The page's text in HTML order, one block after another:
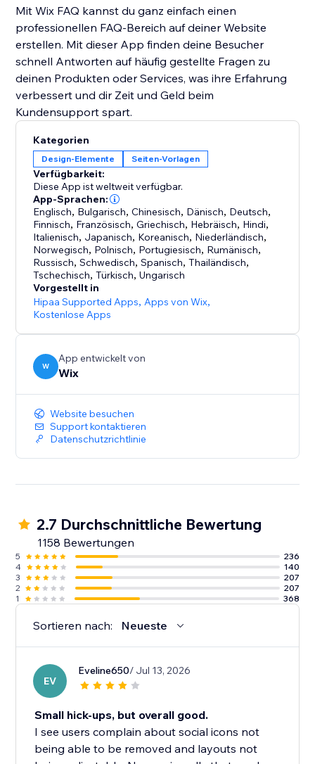
Mit Wix FAQ kannst du ganz einfach einen
professionellen FAQ-Bereich auf deiner Website
erstellen. Mit dieser App finden deine Besucher
schnell Antworten auf häufig gestellte Fragen zu
deinen Produkten oder Services, was ihre Erfahrung
verbessert und dir Zeit und Geld beim
Kundensupport spart.
Kategorien
Design-Elemente Seiten-Vorlagen
Verfügbarkeit:
Diese App ist weltweit verfügbar.
App-Sprachen:
Englisch, Bulgarisch,Chinesisch, Dänisch, Deutsch,
Finnisch, Französisch,Griechisch, Hebräisch, Hindi,
Italienisch, Japanisch, Koreanisch, Niederländisch,
Norwegisch, Polnisch, Portugiesisch, Rumänisch,
Russisch,Schwedisch,Spanisch,Thailändisch,
Tschechisch,Türkisch,Ungarisch
Vorgestellt in
Hipaa Supported Apps, Apps von Wix,
Kostenlose Apps
W
App entwickelt von
Wix
Website besuchen
Support kontaktieren
Datenschutzrichtlinie
2.7 Durchschnittliche Bewertung
1158 Bewertungen
5
236
4
140
3
207
2
207
1
368
Sortieren nach: Neueste
EV
Eveline650/ Jul 13, 2026
Small hick-ups, but overall good.
I see users complain about social icons not
being able to be removed and layouts not